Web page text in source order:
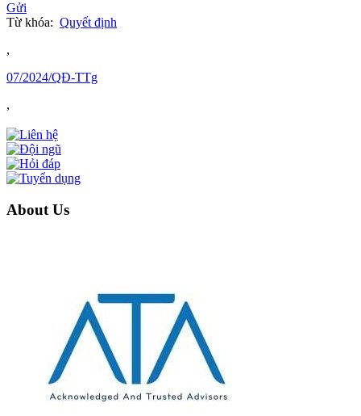
Gửi
Từ khóa: Quyết định
,
07/2024/QĐ-TTg
,
About Us